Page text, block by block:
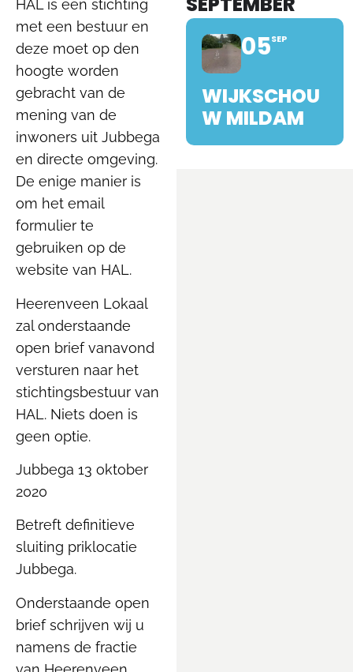
HAL is een stichting
met een bestuur en
deze moet op den
hoogte worden
gebracht van de
mening van de
inwoners uit Jubbega
en directe omgeving.
De enige manier is
om het email
formulier te
gebruiken op de
website van HAL.
Heerenveen Lokaal
zal onderstaande
open brief vanavond
versturen naar het
stichtingsbestuur van
HAL. Niets doen is
geen optie.
Jubbega 13 oktober
2020
Betreft definitieve
sluiting priklocatie
Jubbega.
Onderstaande open
brief schrijven wij u
namens de fractie
05SEP
WIJKSCHOU
W MILDAM